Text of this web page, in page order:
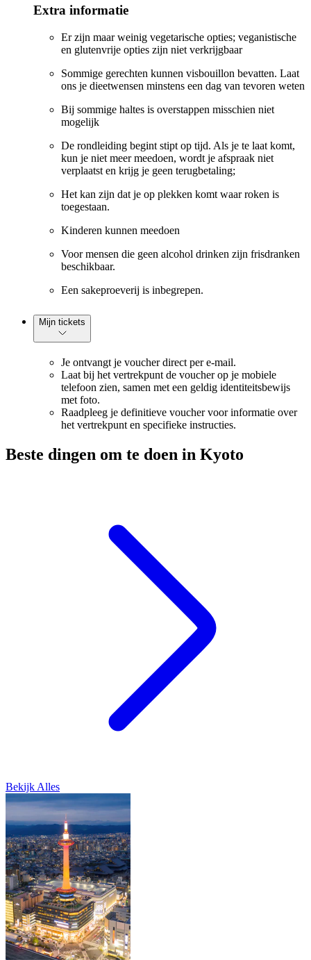
Extra informatie
Er zijn maar weinig vegetarische opties; veganistische
en glutenvrije opties zijn niet verkrijgbaar
Sommige gerechten kunnen visbouillon bevatten. Laat
ons je dieetwensen minstens een dag van tevoren weten
Bij sommige haltes is overstappen misschien niet
mogelijk
De rondleiding begint stipt op tijd. Als je te laat komt,
kun je niet meer meedoen, wordt je afspraak niet
verplaatst en krijg je geen terugbetaling;
Het kan zijn dat je op plekken komt waar roken is
toegestaan.
Kinderen kunnen meedoen
Voor mensen die geen alcohol drinken zijn frisdranken
beschikbaar.
Een sakeproeverij is inbegrepen.
Mijn tickets
Je ontvangt je voucher direct per e-mail.
Laat bij het vertrekpunt de voucher op je mobiele
telefoon zien, samen met een geldig identiteitsbewijs
met foto.
Raadpleeg je definitieve voucher voor informatie over
het vertrekpunt en specifieke instructies.
Beste dingen om te doen in Kyoto
Bekijk Alles